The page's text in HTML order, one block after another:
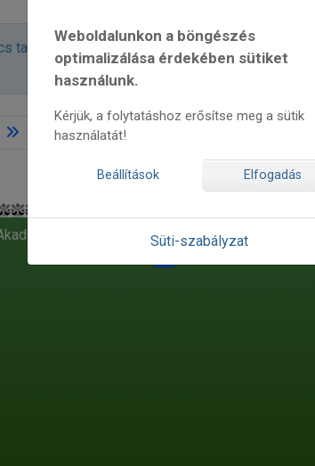
Weboldalunkon a böngészés
optimalizálása érdekében sütiket
használunk.
Kérjük, a folytatáshoz erősítse meg a sütik
használatát!
Beállítások Elfogadás
Süti-szabályzat
találat. Ha a cikkek tartalmában is keresést
Tánchaz